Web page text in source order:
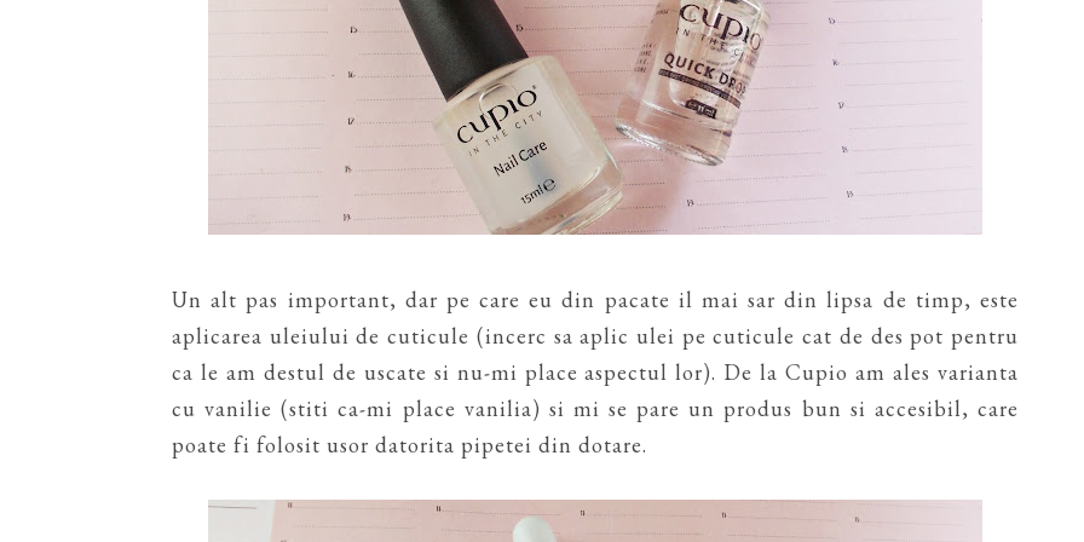
Un alt pas important, dar pe care eu din pacate il mai sar din lipsa de timp, este
aplicarea uleiului de cuticule (incerc sa aplic ulei pe cuticule cat de des pot pentru
ca le am destul de uscate si nu-mi place aspectul lor). De la Cupio am ales varianta
cu vanilie (stiti ca-mi place vanilia) si mi se pare un produs bun si accesibil, care
poate fi folosit usor datorita pipetei din dotare.